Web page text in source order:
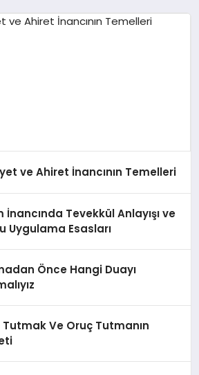
ve Ahiret İnancının Temelleri
İnancında Tevekkül Anlayışı ve
Uygulama Esasları
Önce Hangi Duayı
Tutmak Ve Oruç Tutmanın